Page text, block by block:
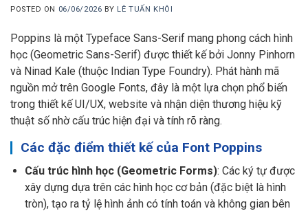
POSTED ON 06/06/2026 BY LÊ TUẤN KHÔI
Poppins là một Typeface Sans-Serif mang phong cách hình
học (Geometric Sans-Serif) được thiết kế bởi Jonny Pinhorn
và Ninad Kale (thuộc Indian Type Foundry). Phát hành mã
nguồn mở trên Google Fonts, đây là một lựa chọn phổ biến
trong thiết kế UI/UX, website và nhận diện thương hiệu kỹ
thuật số nhờ cấu trúc hiện đại và tính rõ ràng.
Các đặc điểm thiết kế của Font Poppins
Cấu trúc hình học (Geometric Forms): Các ký tự được
xây dựng dựa trên các hình học cơ bản (đặc biệt là hình
tròn), tạo ra tỷ lệ hình ảnh có tính toán và không gian bên